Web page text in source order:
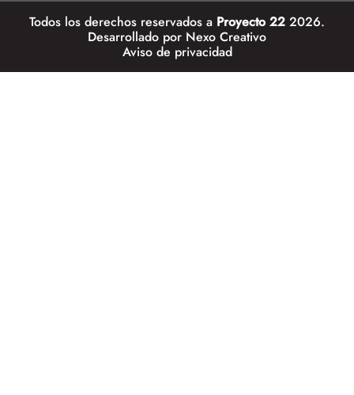
Todos los derechos reservados a Proyecto 22 2026.
Desarrollado por Nexo Creativo
Aviso de privacidad